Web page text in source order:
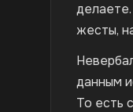
жесты,
данным
То есть